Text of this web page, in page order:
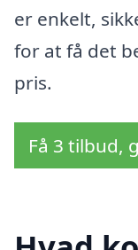
er enkelt,
for at få det
pris.
Få 3 tilbud,